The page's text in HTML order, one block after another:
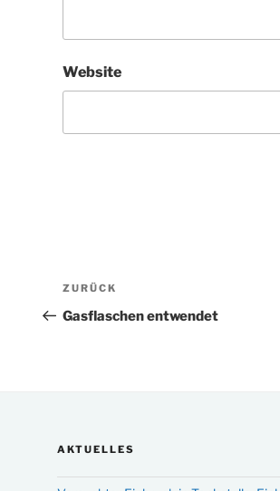
Website
Beitragsnavigation
Vorheriger
Beitrag
ZURÜCK
Gasflaschen entwendet
AKTUELLES